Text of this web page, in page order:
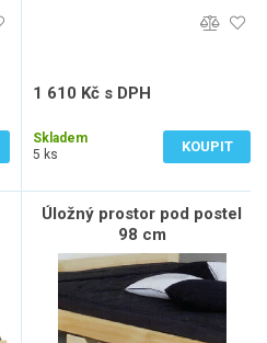
1 610 Kč s DPH
Skladem
5 ks
KOUPIT
Úložný prostor pod postel
98 cm